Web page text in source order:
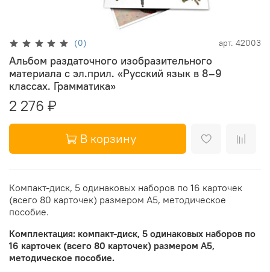
(0) арт. 42003
Альбом раздаточного изобразительного
материала с эл.прил. «Русский язык в 8–9
классах. Грамматика»
2 276 ₽
В корзину
Компакт-диск, 5 одинаковых наборов по 16 карточек
(всего 80 карточек) размером А5, методическое
пособие.
Комплектация: компакт-диск, 5 одинаковых наборов по
16 карточек (всего 80 карточек) размером А5,
методическое пособие.